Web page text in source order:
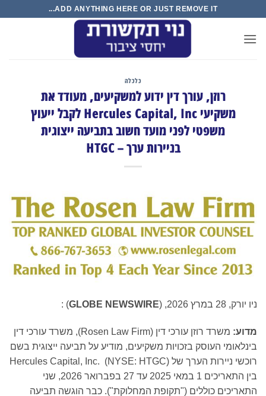
ADD ANYTHING HERE OR JUST REMOVE IT...
כלכלה
רוזן, עורך דין ידוע למשקיעים, מעודד את
משקיעי Hercules Capital, Inc לקבל ייעוץ
משפטי לפני מועד חשוב בתביעה ייצוגית
בניירות ערך – HTGC
28 במרץ 2026, ( GLOBE NEWSWIRE
) :
משרד רוזן עורכי דין (Rosen Law Firm), משרד עורכי דין
העוסק בזכויות משקיעים, מודיע על תביעה ייצוגית בשם
רוכשי ניירות הערך של Hercules Capital, Inc. (NYSE: HTGC)
בין התאריכים 1 במאי 2025 עד 27 בפברואר 2026, שני
כוללים ("תקופת המחלוקת"). כבר הוגשה תביעה